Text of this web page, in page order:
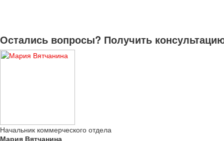
Остались вопросы? Получить
Начальник коммерческого отдела
Мария Вятчанина